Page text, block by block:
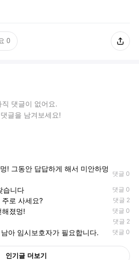
0
직 댓글이 없어요.
글을 남겨보세요!
! 그동안 답답하게 해서 미안하멍
댓글 0
습니다 댓글 0
로 사세요? 댓글 2
졌멍! 댓글 0
댓글 2
아 임시보호자가 필요합니다. 댓글 0
인기글 더보기